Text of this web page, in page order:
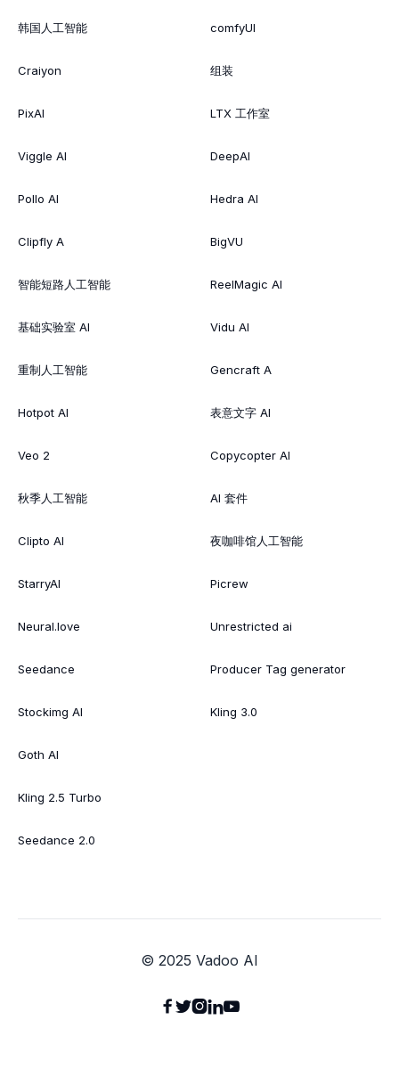
韩国人工智能
Craiyon
PixAI
Viggle AI
Pollo AI
Clipfly A
智能短路人工智能
基础实验室 AI
重制人工智能
Hotpot AI
Veo 2
秋季人工智能
Clipto AI
StarryAI
Neural.love
Seedance
Stockimg AI
Goth AI
Kling 2.5 Turbo
Seedance 2.0
comfyUI
组装
LTX 工作室
DeepAI
Hedra AI
BigVU
ReelMagic AI
Vidu AI
Gencraft A
表意文字 AI
Copycopter AI
AI 套件
夜咖啡馆人工智能
Picrew
Unrestricted ai
Producer Tag generator
Kling 3.0
© 2025 Vadoo AI
 